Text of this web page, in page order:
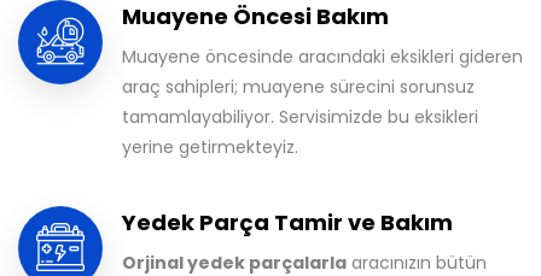
Muayene Öncesi Bakım
Muayene öncesinde aracındaki eksikleri gideren
araç sahipleri; muayene sürecini sorunsuz
tamamlayabiliyor. Servisimizde bu eksikleri
yerine getirmekteyiz.
Yedek Parça Tamir ve Bakım
Orjinal yedek parçalarla aracınızın bütün